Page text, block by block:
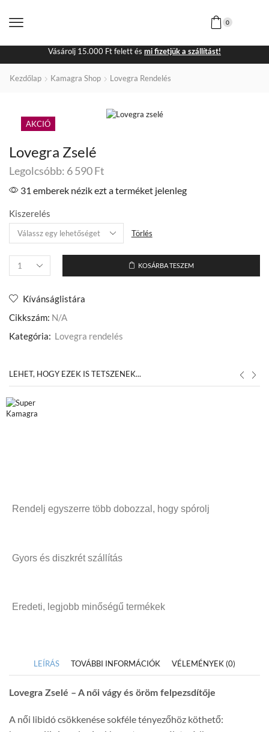
0
Vásárolj 15.000 Ft felett és mi fizetjük a szállítást!
Kezdőlap Kamagra Shop Lovegra Rendelés
AKCIÓ
Lovegra Zselé
Legolcsóbb: 6 590Ft
31 emberek nézik ezt a terméket jelenleg
Kiszerelés
Törlés
KOSÁRBA TESZEM
Kívánságlistára
Cikkszám: N/A
Kategória: Lovegra rendelés
LEHET, HOGY EZEK IS TETSZENEK...
Rendelj egyszerre több dobozzal, hogy spórolj
Gyors és diszkrét szállítás
Eredeti, legjobb minőségű termékek
LEÍRÁS TOVÁBBI INFORMÁCIÓK VÉLEMÉNYEK (0)
Lovegra Zselé – A női vágy és öröm felpezsdítője
A női libidó csökkenése sokféle tényezőhöz köthető: